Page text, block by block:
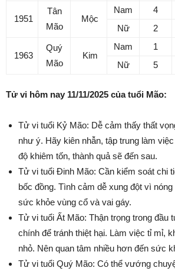
1951
Tân
Mão
Mộc
Nam 4
Nữ
2
1963
Quý
Mão
Kim
Nam 1
Nữ
5
Tử vi hôm nay 11/11/2025 của tuổi Mão:
Tử vi tuổi Kỷ Mão: Dễ cảm thấy thất
như ý. Hãy kiên nhẫn, tập trung làm
độ khiêm tốn, thành quả sẽ đến sau.
Tử vi tuổi Đinh Mão: Cần kiểm soát chi
bốc đồng. Tình cảm dễ xung đột vì
sức khỏe vùng cổ và vai gáy.
Tử vi tuổi Ất Mão: Thận trọng trong đầu
chính để tránh thiệt hại. Làm việc tỉ mỉ,
nhỏ. Nên quan tâm nhiều hơn đến sức
Tử vi tuổi Quý Mão: Có thể vướng